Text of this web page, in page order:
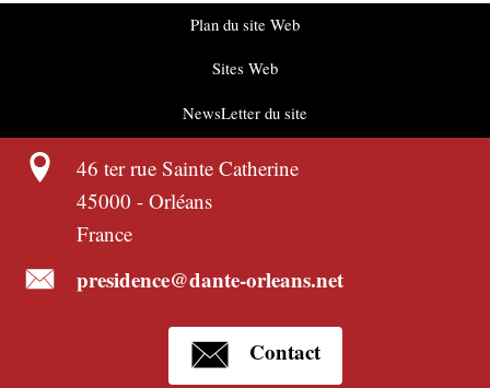
Plan du site Web
Sites Web
NewsLetter du site
46 ter rue Sainte Catherine
45000 - Orléans
France
presidence@dante-orleans.net
Contact